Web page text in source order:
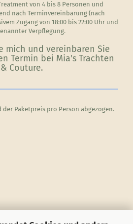
von 4 bis 8 Personen und
nach Terminvereinbarung (nach
Zugang von 18:00 bis 22:00 Uhr und
Verpflegung.
mich und vereinbaren Sie
Termin bei Mia's Trachten
& Couture.
Paketpreis pro Person abgezogen.